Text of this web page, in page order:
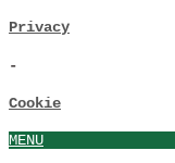
Privacy
-
Cookie
MENU